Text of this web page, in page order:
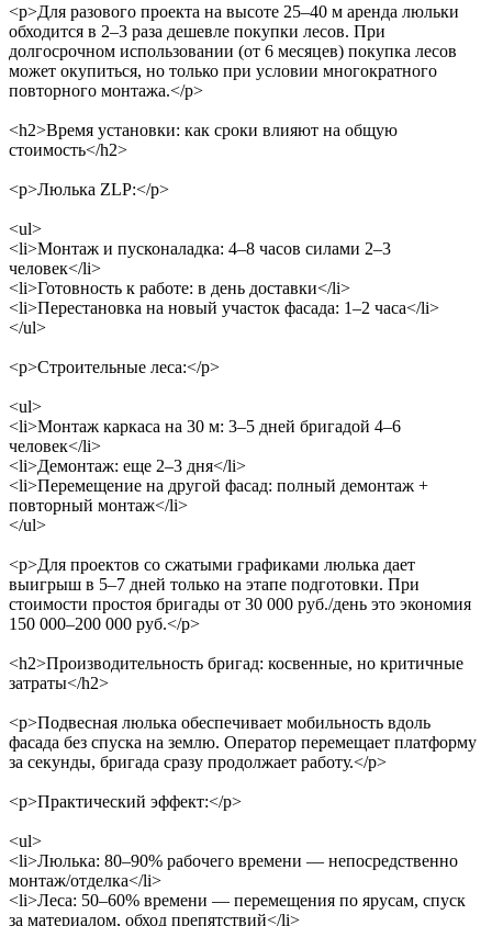
<p>Для разового проекта на высоте 25–40 м аренда люльки
обходится в 2–3 раза дешевле покупки лесов. При
долгосрочном использовании (от 6 месяцев) покупка лесов
может окупиться, но только при условии многократного
повторного монтажа.</p>
<h2>Время установки: как сроки влияют на общую
стоимость</h2>
<p>Люлька ZLP:</p>
<ul>
<li>Монтаж и пусконаладка: 4–8 часов силами 2–3
человек</li>
<li>Готовность к работе: в день доставки</li>
<li>Перестановка на новый участок фасада: 1–2 часа</li>
</ul>
<p>Строительные леса:</p>
<ul>
<li>Монтаж каркаса на 30 м: 3–5 дней бригадой 4–6
человек</li>
<li>Демонтаж: еще 2–3 дня</li>
<li>Перемещение на другой фасад: полный демонтаж +
повторный монтаж</li>
</ul>
<p>Для проектов со сжатыми графиками люлька дает
выигрыш в 5–7 дней только на этапе подготовки. При
стоимости простоя бригады от 30 000 руб./день это экономия
150 000–200 000 руб.</p>
<h2>Производительность бригад: косвенные, но критичные
затраты</h2>
<p>Подвесная люлька обеспечивает мобильность вдоль
фасада без спуска на землю. Оператор перемещает платформу
за секунды, бригада сразу продолжает работу.</p>
<p>Практический эффект:</p>
<ul>
<li>Люлька: 80–90% рабочего времени — непосредственно
монтаж/отделка</li>
<li>Леса: 50–60% времени — перемещения по ярусам, спуск
за материалом, обход препятствий</li>